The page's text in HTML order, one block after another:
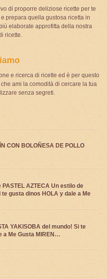
di proporre deliziose ricette per te
prepara quella gustosa ricetta in
elaborate approfitta della nostra
ricette.
e ricerca di ricette ed è per questo
ami la comodità di cercare la tua
senza segreti.
CON BOLOÑESA DE POLLO
AZTECA Un estilo de
gusta dinos HOLA y dale a Me
YAKISOBA del mundo! Si te
a Me Gusta MIREN…